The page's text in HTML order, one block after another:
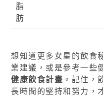
脂
肪
想知道更多女星的飲食
業建議，或是參考一些
健康飲食計畫 。記住，
長時間的堅持和努力，